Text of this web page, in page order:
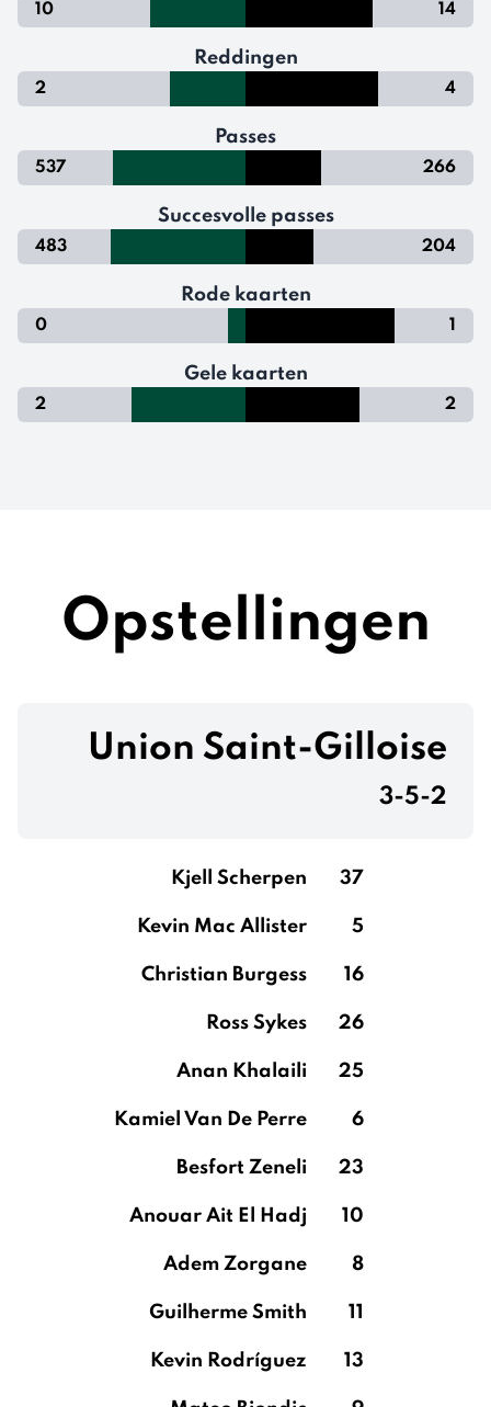
10 14
Reddingen
2 4
Passes
537 266
Succesvolle passes
483 204
Rode kaarten
0 1
Gele kaarten
2 2
Opstellingen
Union Saint-Gilloise
3-5-2
Kjell Scherpen 37
Kevin Mac Allister 5
Christian Burgess 16
Ross Sykes 26
Anan Khalaili 25
Kamiel Van De Perre 6
Besfort Zeneli 23
Anouar Ait El Hadj 10
Adem Zorgane 8
Guilherme Smith 11
Kevin Rodríguez 13